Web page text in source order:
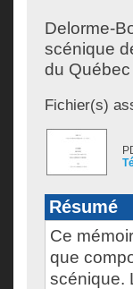
Delorme-
scénique
du
Fichier(s)
Résumé
Ce
que
scénique.